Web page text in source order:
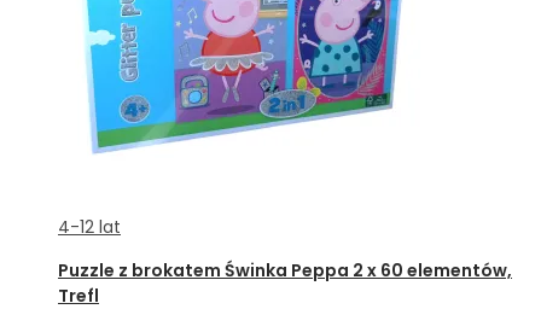
4-12 lat
Puzzle z brokatem Świnka Peppa 2 x 60 elementów,
Trefl